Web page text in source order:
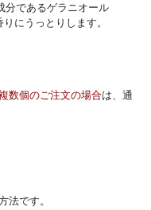
分であるゲラニオール
にうっとりします。
数個のご注文の場合は、通
法です。